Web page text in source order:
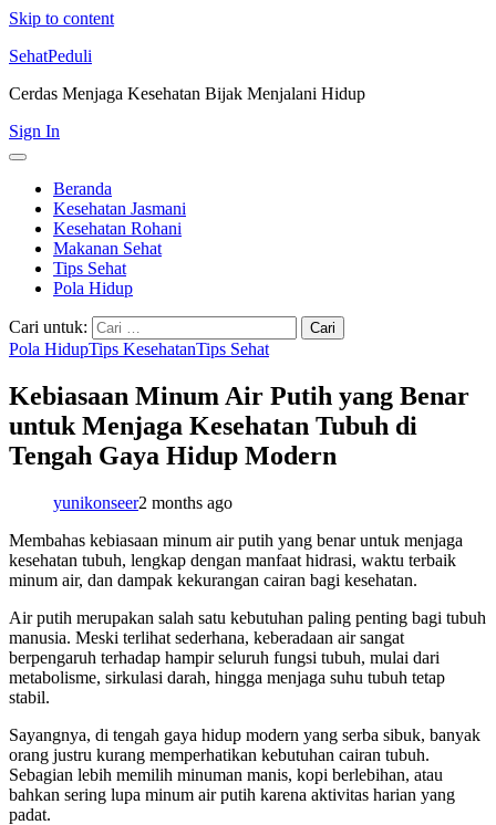
Skip to content
SehatPeduli
Cerdas Menjaga Kesehatan Bijak Menjalani Hidup
Sign In
Beranda
Kesehatan Jasmani
Kesehatan Rohani
Makanan Sehat
Tips Sehat
Pola Hidup
Cari untuk:
Pola HidupTips KesehatanTips Sehat
Kebiasaan Minum Air Putih yang Benar
untuk Menjaga Kesehatan Tubuh di
Tengah Gaya Hidup Modern
yunikonseer2 months ago
Membahas kebiasaan minum air putih yang benar untuk menjaga
kesehatan tubuh, lengkap dengan manfaat hidrasi, waktu terbaik
minum air, dan dampak kekurangan cairan bagi kesehatan.
Air putih merupakan salah satu kebutuhan paling penting bagi tubuh
manusia. Meski terlihat sederhana, keberadaan air sangat
berpengaruh terhadap hampir seluruh fungsi tubuh, mulai dari
metabolisme, sirkulasi darah, hingga menjaga suhu tubuh tetap
stabil.
Sayangnya, di tengah gaya hidup modern yang serba sibuk, banyak
orang justru kurang memperhatikan kebutuhan cairan tubuh.
Sebagian lebih memilih minuman manis, kopi berlebihan, atau
bahkan sering lupa minum air putih karena aktivitas harian yang
padat.